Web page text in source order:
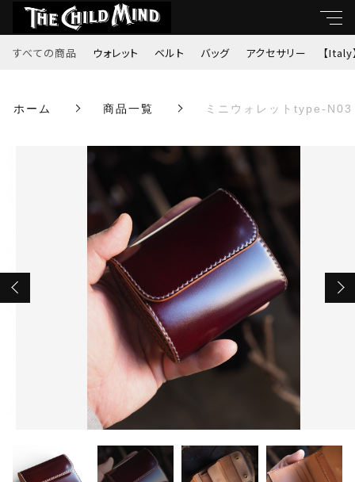
すべての商品 ウォレット ベルト バッグ アクセサリー 【Italy
ホーム 商品一覧 ミニウォレットtype-
ミニウォレットtype-N03（コードバン・バー
数量
￥51,700 （税込）
ショッピングを続ける
カートを確認する
すべて
ウォレット
ベルト
アクセサリー
【Italy】
限定品
アパレル・ステッカー
子カテゴリ
セール